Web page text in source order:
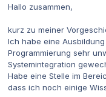
Hallo zusammen,
kurz zu meiner
Ich habe eine
Programmierung sehr
Systemintegration
Habe eine Stelle im
dass ich noch einige